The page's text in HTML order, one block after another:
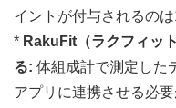
イントが付与されるのは
* RakuFit（ラクフィッ
る: 体組成計で測定した
アプリに連携させる必要